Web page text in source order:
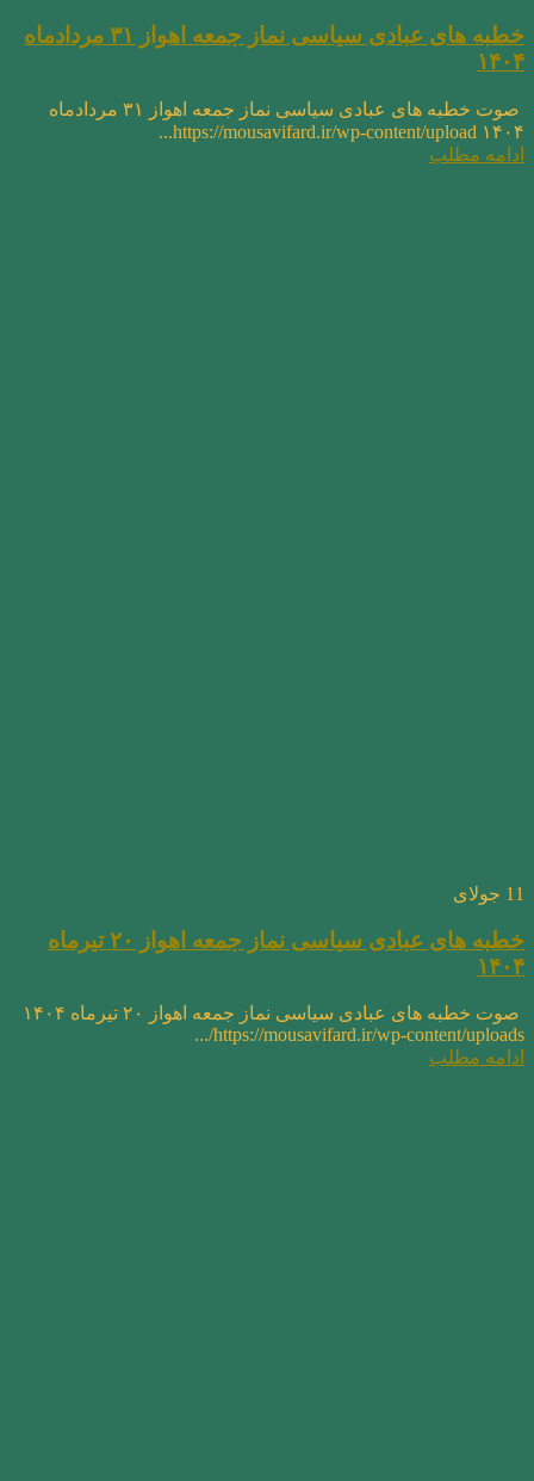
خطبه های عبادی سیاسی نماز جمعه اهواز ۳۱ مردادماه
۱۴۰۴
صوت خطبه های عبادی سیاسی نماز جمعه اهواز ۳۱ مردادماه
۱۴۰۴ https://mousavifard.ir/wp-content/upload...
ادامه مطلب
11 جولای
خطبه های عبادی سیاسی نماز جمعه اهواز ۲۰ تیرماه
۱۴۰۴
صوت خطبه های عبادی سیاسی نماز جمعه اهواز ۲۰ تیرماه ۱۴۰۴
https://mousavifard.ir/wp-content/uploads/...
ادامه مطلب